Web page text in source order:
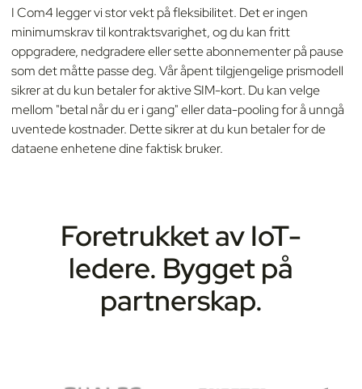
I Com4 legger vi stor vekt på fleksibilitet. Det er ingen
minimumskrav til kontraktsvarighet, og du kan fritt
oppgradere, nedgradere eller sette abonnementer på pause
som det måtte passe deg. Vår åpent tilgjengelige prismodell
sikrer at du kun betaler for aktive SIM-kort. Du kan velge
mellom "betal når du er i gang" eller data-pooling for å unngå
uventede kostnader. Dette sikrer at du kun betaler for de
dataene enhetene dine faktisk bruker.
Foretrukket av IoT-
ledere. Bygget på
partnerskap.